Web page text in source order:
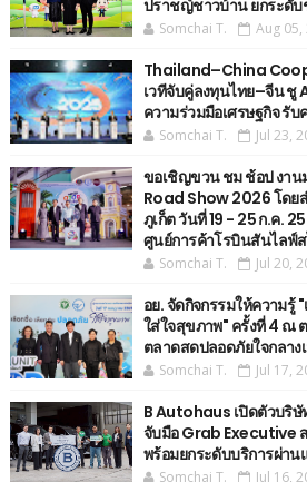
ปราชญ์ชาวบ้าน ยกระดั
Somchai T. Aug 05,
Thailand–China
เวทีจับคู่ลงทุนไทย–จีน
ความร่วมมือเศรษฐกิจ รั
Somchai T. Jul 23,
ขอเชิญขวน ชม ช้อป งาน
Road Show 2026 โด
ภูเก็ต วันที่ 19 - 25 ก.ค.
ศูนย์การค้าโรบินสันไลฟ์
Somchai T. Jul 20,
อย. จัดกิจกรรมให้ความรู้
ใส่ใจสุขภาพ" ครั้งที่ 4 ณ
ตลาดสดปลอดภัยใจกลาง
Somchai T. Jul 17,
B Autohaus เปิดตัวบริ
จับมือ Grab Executive
พร้อมยกระดับบริการผ่า
Somchai T. Jul 16,